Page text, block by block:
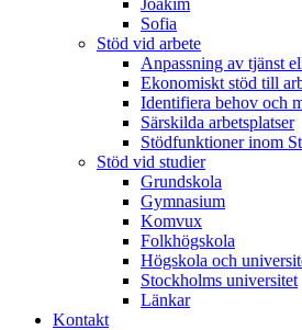
Sofia
Stöd vid arbete
Anpassning av tjänst
Ekonomiskt stöd till
Identifiera behov och
Särskilda arbetsplatser
Stödfunktioner inom
Stöd vid studier
Grundskola
Gymnasium
Komvux
Folkhögskola
Högskola och
Stockholms universitet
Länkar
Kontakt